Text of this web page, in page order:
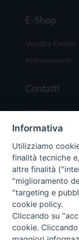
E-Shop
Vendita Online
Abbonamenti
Contatti
Chi Siamo
Redazione
Scrivici
Copyright ©
Trentina
Informativa
Utilizziamo
finalità tecniche
altre finalità
"miglioramento
"targeting e
cookie policy.
Cliccando su
cookie.